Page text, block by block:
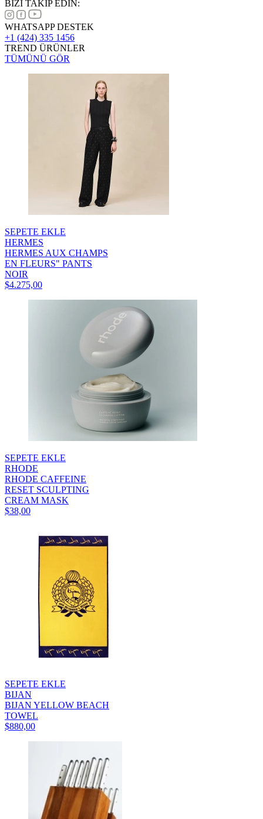
BİZİ TAKİP EDİN:
WHATSAPP DESTEK
+1 (424) 335 1456
TREND ÜRÜNLER
TÜMÜNÜ GÖR
SEPETE EKLE
HERMES
HERMES AUX CHAMPS
EN FLEURS" PANTS
NOIR
$4.275,00
SEPETE EKLE
RHODE
RHODE CAFFEINE
RESET SCULPTING
CREAM MASK
$38,00
SEPETE EKLE
BIJAN
BIJAN YELLOW BEACH
TOWEL
$880,00